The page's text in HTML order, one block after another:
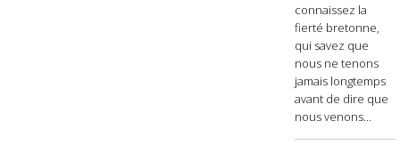
connaissez la
fierté bretonne,
qui savez que
nous ne tenons
jamais longtemps
avant de dire que
nous venons...